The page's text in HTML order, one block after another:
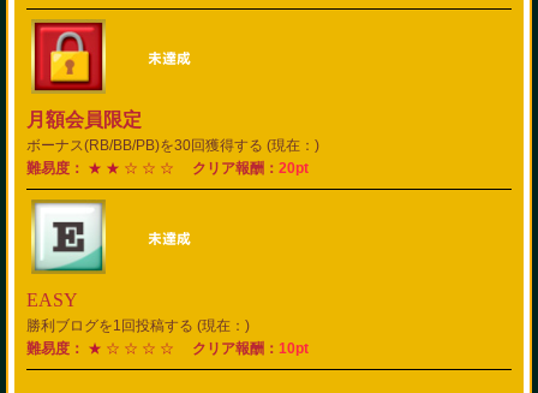
月額会員限定
ボーナス(RB/BB/PB)を30回獲得する (現在：)
難易度： ★ ★ ☆ ☆ ☆ クリア報酬： 20pt
EASY
勝利ブログを1回投稿する (現在：)
難易度： ★ ☆ ☆ ☆ ☆ クリア報酬： 10pt